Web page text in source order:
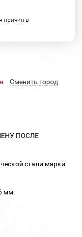
причин в
Cменить город
ПОСЛЕ
стали марки
мм.